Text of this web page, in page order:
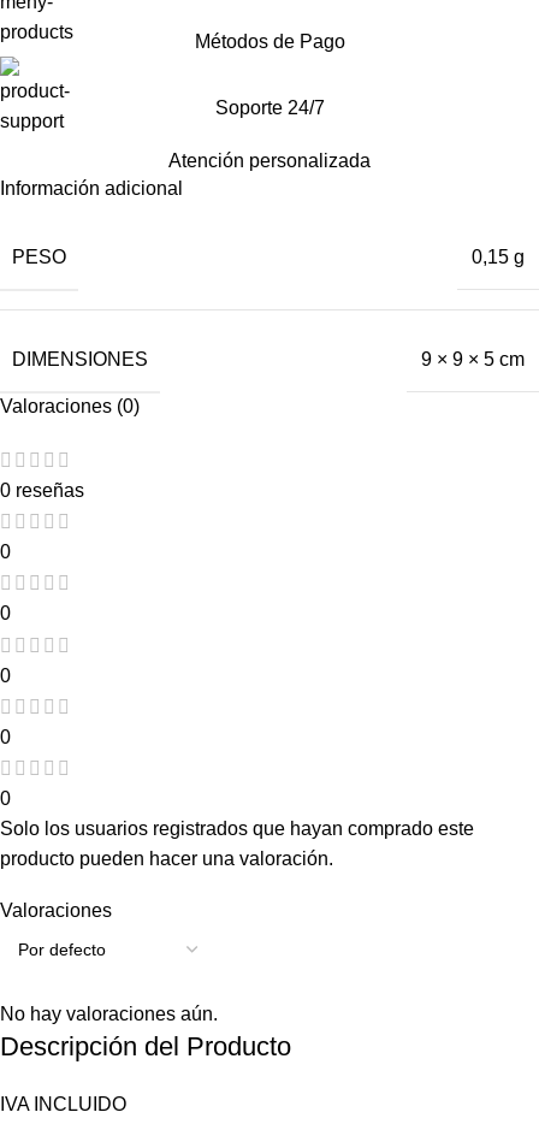
Métodos de Pago
Soporte 24/7
Atención personalizada
Información adicional
PESO 0,15 g
DIMENSIONES 9 × 9 × 5 cm
Valoraciones (0)
0 reseñas
0
0
0
0
0
Valoraciones
No hay valoraciones aún.
Solo los usuarios registrados que hayan comprado este
producto pueden hacer una valoración.
Descripción del Producto
IVA INCLUIDO